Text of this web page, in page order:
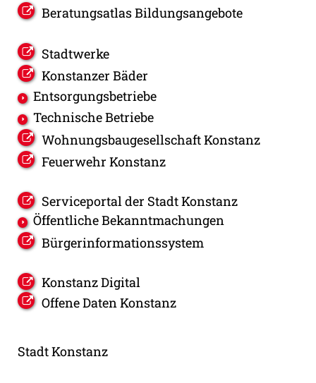
Beratungsatlas Bildungsangebote
Stadtwerke
Konstanzer Bäder
Entsorgungsbetriebe
Technische Betriebe
Wohnungsbaugesellschaft Konstanz
Feuerwehr Konstanz
Serviceportal der Stadt Konstanz
Öffentliche Bekanntmachungen
Bürgerinformationssystem
Konstanz Digital
Offene Daten Konstanz
Stadt Konstanz